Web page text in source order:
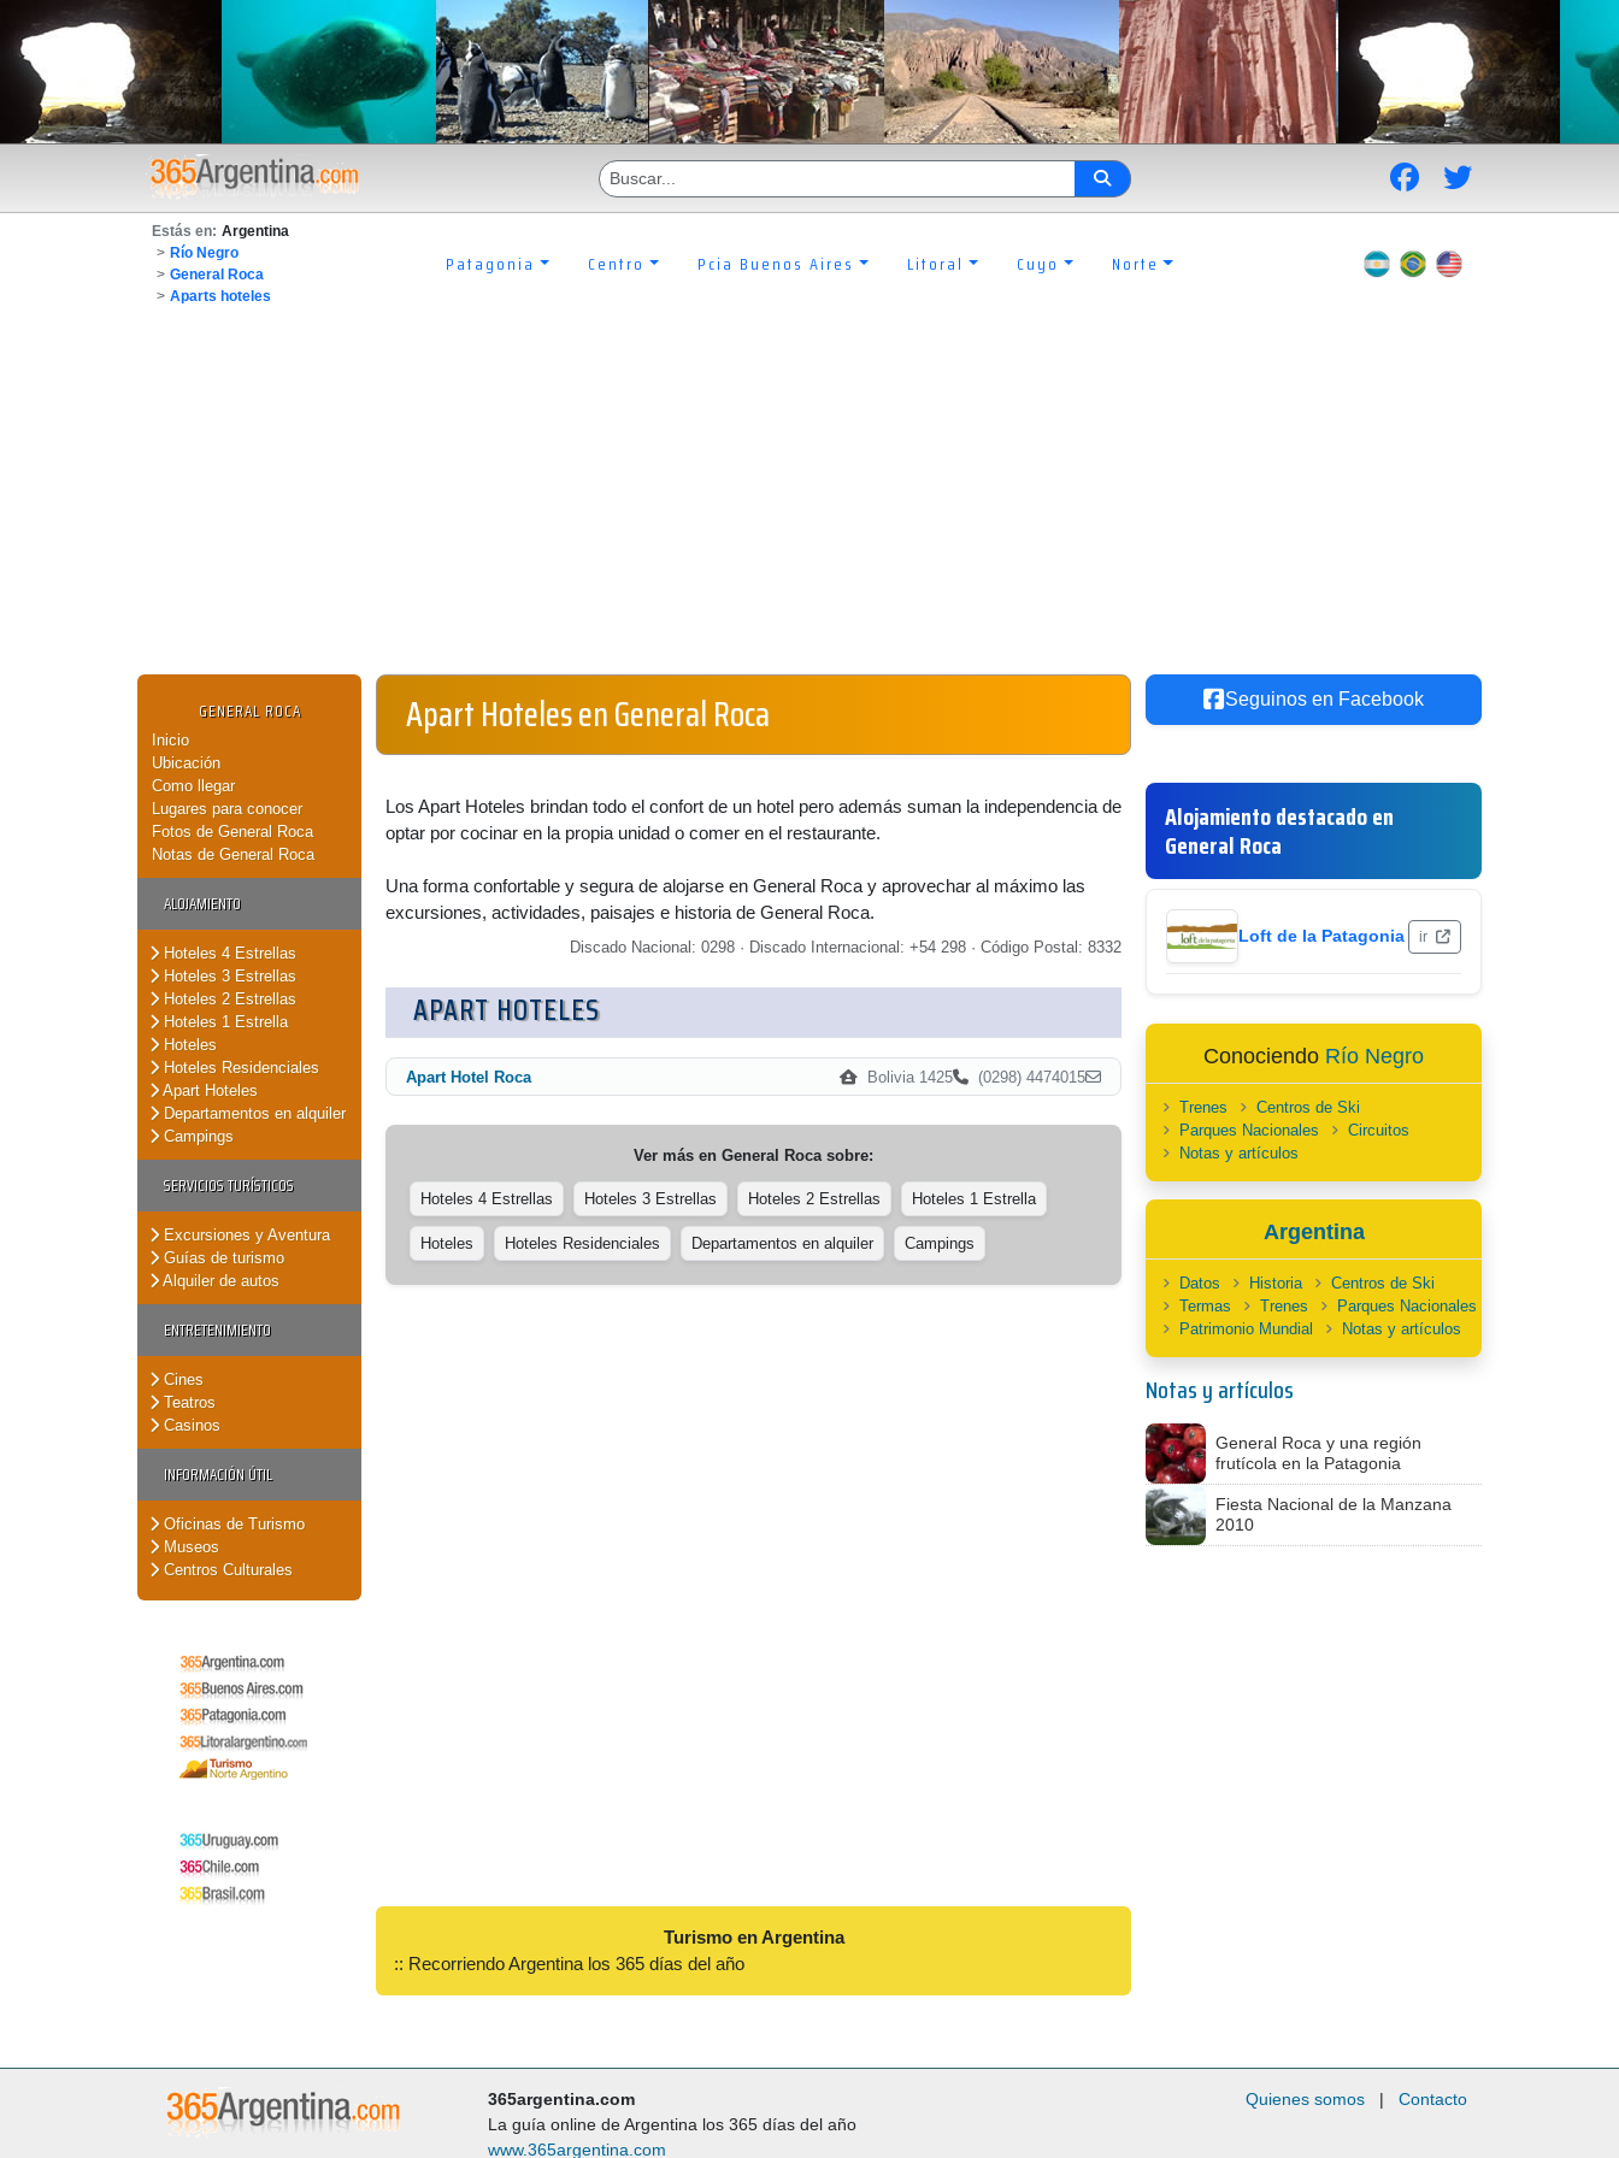
Estás en: Argentina
> Río Negro
> General Roca
> Aparts hoteles
Patagonia Centro Pcia Buenos Aires Litoral Cuyo Norte
GENERAL ROCA
Inicio
Ubicación
Como llegar
Lugares para conocer
Fotos de General Roca
Notas de General Roca
ALOJAMIENTO
Hoteles 4 Estrellas
Hoteles 3 Estrellas
Hoteles 2 Estrellas
Hoteles 1 Estrella
Hoteles
Hoteles Residenciales
Apart Hoteles
Departamentos en alquiler
Campings
SERVICIOS TURÍSTICOS
Excursiones y Aventura
Guías de turismo
Alquiler de autos
ENTRETENIMIENTO
Cines
Teatros
Casinos
INFORMACIÓN ÚTIL
Oficinas de Turismo
Museos
Centros Culturales
Apart Hoteles en General Roca
Los Apart Hoteles brindan todo el confort de un hotel pero además suman la independencia de
optar por cocinar en la propia unidad o comer en el restaurante.
Una forma confortable y segura de alojarse en General Roca y aprovechar al máximo las
excursiones, actividades, paisajes e historia de General Roca.
Discado Nacional: 0298 · Discado Internacional: +54 298 · Código Postal: 8332
APART HOTELES
Apart Hotel Roca Bolivia 1425 (0298) 4474015
Ver más en General Rocasobre:
Hoteles 4 Estrellas Hoteles 3 Estrellas Hoteles 2 Estrellas Hoteles 1 Estrella
Hoteles Hoteles Residenciales Departamentos en alquiler Campings
Turismo en Argentina
:: Recorriendo Argentina los 365 días del año
Seguinos en Facebook
Alojamiento destacado en
General Roca
Loft de la Patagonia ir
Conociendo Río Negro
Trenes
Centros de Ski
Parques Nacionales
Circuitos
Notas y artículos
Argentina
Datos Historia
Centros de Ski
Termas
Trenes
Parques Nacionales
Patrimonio Mundial
Notas y artículos
Notas y artículos
General Roca y una región
frutícola en la Patagonia
Fiesta Nacional de la Manzana
2010
365argentina.com
La guía online de Argentina los 365 días del año
www.365argentina.com
Quienes somos | Contacto